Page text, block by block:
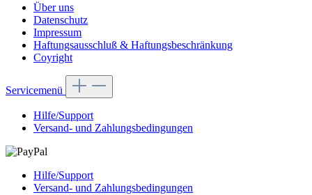
Über uns
Datenschutz
Impressum
Haftungsausschluß & Haftungsbeschränkung
Coyright
Servicemenü
Hilfe/Support
Versand- und Zahlungsbedingungen
Hilfe/Support
Versand- und Zahlungsbedingungen